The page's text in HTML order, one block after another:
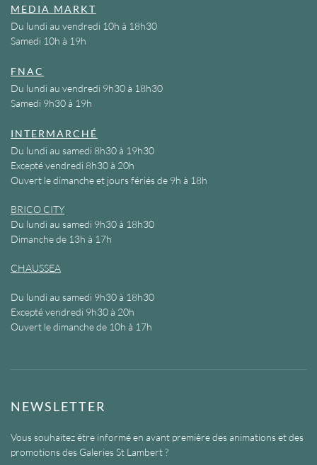
MEDIA MARKT
Du lundi au vendredi 10h à 18h30
Samedi 10h à 19h
FNAC
Du lundi au vendredi 9h30 à 18h30
Samedi 9h30 à 19h
INTERMARCHÉ
Du lundi au samedi 8h30 à 19h30
Excepté vendredi 8h30 à 20h
Ouvert le dimanche et jours fériés de 9h à 18h
BRICO CITY
Du lundi au samedi 9h30 à 18h30
Dimanche de 13h à 17h
CHAUSSEA
Du lundi au samedi 9h30 à 18h30
Excepté vendredi 9h30 à 20h
Ouvert le dimanche de 10h à 17h
NEWSLETTER
Vous souhaitez être informé en avant première des animations et des
promotions des Galeries St Lambert ?